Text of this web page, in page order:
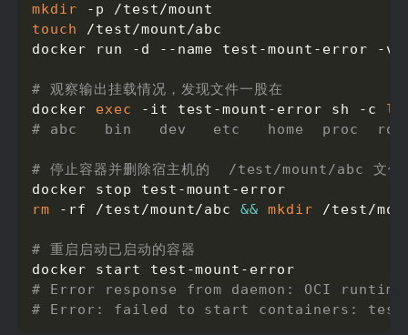
mkdir
touch
/test/mount/abc
docker run -d --name test-mount-error -
# 观察输出挂载情况，发现文件一股在
docker exec -it test-mount-error sh -c ls
# abc   bin   dev   etc   home  proc
# 停止容器并删除宿主机的  /test/mount/abc 文
rm -rf /test/mount/abc && mkdir /test/
# 重启启动已启动的容器
# Error response from daemon: OCI
# Error: failed to start containers: test-